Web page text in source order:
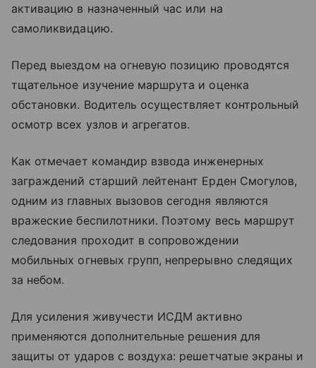
активацию в назначенный час или на
самоликвидацию.
Перед выездом на огневую позицию проводятся
тщательное изучение маршрута и оценка
обстановки. Водитель осуществляет контрольный
осмотр всех узлов и агрегатов.
Как отмечает командир взвода инженерных
заграждений старший лейтенант Ерден Смогулов,
одним из главных вызовов сегодня являются
вражеские беспилотники. Поэтому весь маршрут
следования проходит в сопровождении
мобильных огневых групп, непрерывно следящих
за небом.
Для усиления живучести ИСДМ активно
применяются дополнительные решения для
защиты от ударов с воздуха: решетчатые экраны и